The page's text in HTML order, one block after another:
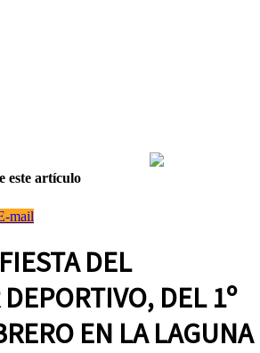
este artículo
mail
DEL
DEL 1º
EN LA LAGUNA